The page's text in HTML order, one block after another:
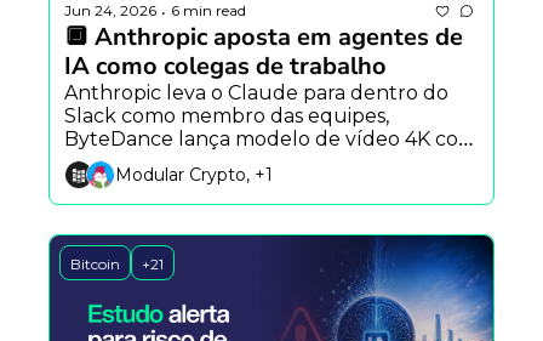
Jun 24, 2026 • 6 min read
🔲 Anthropic aposta em agentes de
IA como colegas de trabalho
Anthropic leva o Claude para dentro do
Slack como membro das equipes,
ByteDance lança modelo de vídeo 4K com
até 50 referências e empresas defendem
IA soberana para reduzir dependência das
big techs.
Modular Crypto, +1
Bitcoin +21